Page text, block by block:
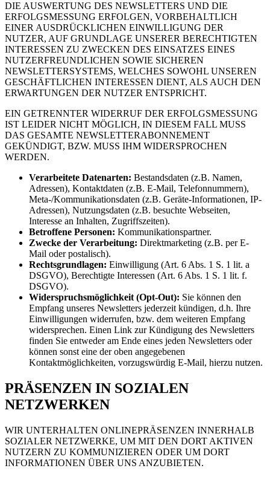
DIE AUSWERTUNG DES NEWSLETTERS UND DIE
ERFOLGSMESSUNG ERFOLGEN, VORBEHALTLICH
EINER AUSDRÜCKLICHEN EINWILLIGUNG DER
NUTZER, AUF GRUNDLAGE UNSERER BERECHTIGTEN
INTERESSEN ZU ZWECKEN DES EINSATZES EINES
NUTZERFREUNDLICHEN SOWIE SICHEREN
NEWSLETTERSYSTEMS, WELCHES SOWOHL UNSEREN
GESCHÄFTLICHEN INTERESSEN DIENT, ALS AUCH DEN
ERWARTUNGEN DER NUTZER ENTSPRICHT.
EIN GETRENNTER WIDERRUF DER ERFOLGSMESSUNG
IST LEIDER NICHT MÖGLICH, IN DIESEM FALL MUSS
DAS GESAMTE NEWSLETTERABONNEMENT
GEKÜNDIGT, BZW. MUSS IHM WIDERSPROCHEN
WERDEN.
Verarbeitete Datenarten: Bestandsdaten (z.B. Namen,
Adressen), Kontaktdaten (z.B. E-Mail, Telefonnummern),
Meta-/Kommunikationsdaten (z.B. Geräte-Informationen, IP-
Adressen), Nutzungsdaten (z.B. besuchte Webseiten,
Interesse an Inhalten, Zugriffszeiten).
Betroffene Personen: Kommunikationspartner.
Zwecke der Verarbeitung: Direktmarketing (z.B. per E-
Mail oder postalisch).
Rechtsgrundlagen: Einwilligung (Art. 6 Abs. 1 S. 1 lit. a
DSGVO), Berechtigte Interessen (Art. 6 Abs. 1 S. 1 lit. f.
DSGVO).
Widerspruchsmöglichkeit (Opt-Out): Sie können den
Empfang unseres Newsletters jederzeit kündigen, d.h. Ihre
Einwilligungen widerrufen, bzw. dem weiteren Empfang
widersprechen. Einen Link zur Kündigung des Newsletters
finden Sie entweder am Ende eines jeden Newsletters oder
können sonst eine der oben angegebenen
Kontaktmöglichkeiten, vorzugswürdig E-Mail, hierzu nutzen.
PRÄSENZEN IN SOZIALEN
NETZWERKEN
WIR UNTERHALTEN ONLINEPRÄSENZEN INNERHALB
SOZIALER NETZWERKE, UM MIT DEN DORT AKTIVEN
NUTZERN ZU KOMMUNIZIEREN ODER UM DORT
INFORMATIONEN ÜBER UNS ANZUBIETEN.